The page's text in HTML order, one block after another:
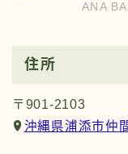
ANA
住所
〒901-2103
沖縄県浦添市仲